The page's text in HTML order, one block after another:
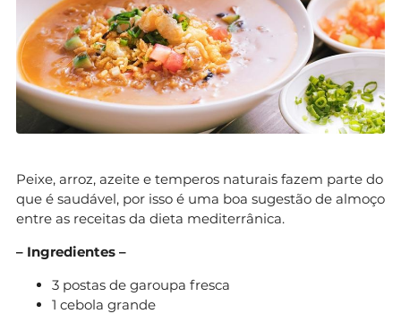
Peixe, arroz, azeite e temperos naturais fazem parte do
que é saudável, por isso é uma boa sugestão de almoço
entre as receitas da dieta mediterrânica.
– Ingredientes –
3 postas de garoupa fresca
1 cebola grande